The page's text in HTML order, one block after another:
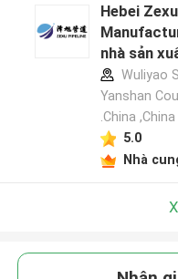
Hebei
nhà sản
Wuliyao
Yanshan
.China ,China
5.0
Nhà